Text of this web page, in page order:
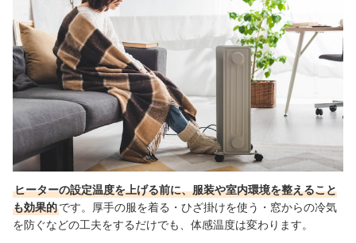
ヒーターの設定温度を上げる前に、服装や室内環境を整えること
も効果的です。厚手の服を着る・ひざ掛けを使う・窓からの冷気
を防ぐなどの工夫をするだけでも、体感温度は変わります。